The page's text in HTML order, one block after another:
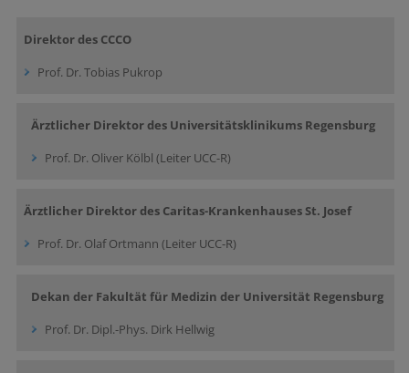
Direktor des CCCO
Prof. Dr. Tobias Pukrop
Ärztlicher Direktor des Universitätsklinikums Regensburg
Prof. Dr. Oliver Kölbl (Leiter UCC-R)
Ärztlicher Direktor des Caritas-Krankenhauses St. Josef
Prof. Dr. Olaf Ortmann (Leiter UCC-R)
Dekan der Fakultät für Medizin der Universität Regensburg
Prof. Dr. Dipl.-Phys. Dirk Hellwig